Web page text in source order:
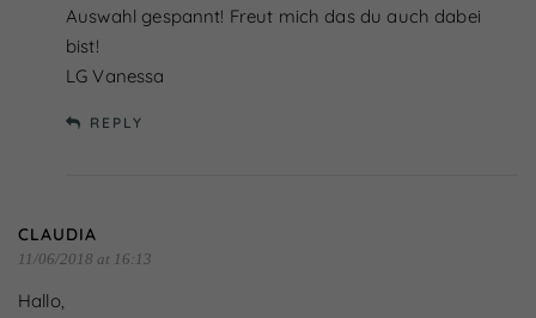
Auswahl gespannt! Freut mich das du auch dabei
bist!
LG Vanessa
REPLY
CLAUDIA
11/06/2018 at 16:13
Hallo,